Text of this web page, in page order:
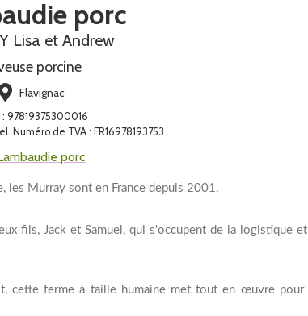
porc
Lisa et Andrew
porcine
Flavignac
: 97819375300016
Numéro de TVA : FR16978193753
porc
les Murray sont en France depuis 2001.
fils, Jack et Samuel, qui s'occupent de la logistique
cette ferme à taille humaine met tout en œuvre